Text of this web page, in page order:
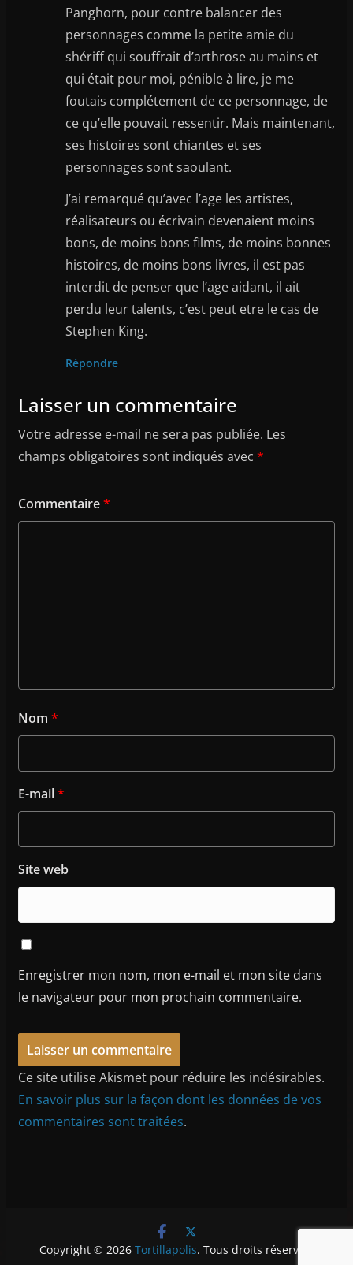
Panghorn, pour contre balancer des
personnages comme la petite amie du
shériff qui souffrait d’arthrose au mains et
qui était pour moi, pénible à lire, je me
foutais complétement de ce personnage, de
ce qu’elle pouvait ressentir. Mais maintenant,
ses histoires sont chiantes et ses
personnages sont saoulant.
J’ai remarqué qu’avec l’age les artistes,
réalisateurs ou écrivain devenaient moins
bons, de moins bons films, de moins bonnes
histoires, de moins bons livres, il est pas
interdit de penser que l’age aidant, il ait
perdu leur talents, c’est peut etre le cas de
Stephen King.
Répondre
Laisser un commentaire
Votre adresse e-mail ne sera pas publiée. Les
champs obligatoires sont indiqués avec *
Commentaire*
Nom *
E-mail*
Site web
Enregistrer mon nom, mon e-mail et mon site dans
le navigateur pour mon prochain commentaire.
Ce site utilise Akismet pour réduire les indésirables.
En savoir plus sur la façon dont les données de vos
commentaires sont traitées.
Copyright © 2026 Tortillapolis. Tous droits réservés.